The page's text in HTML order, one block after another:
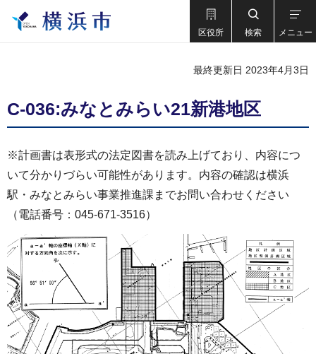
区役所 検索 メニュー
最終更新日 2023年4月3日
C-036:みなとみらい21新港地区
※計画書は表形式の法定図書を読み上げており、内容につ
いて分かりづらい可能性があります。内容の確認は横浜
駅・みなとみらい事業推進課までお問い合わせください
（電話番号：045-671-3516）